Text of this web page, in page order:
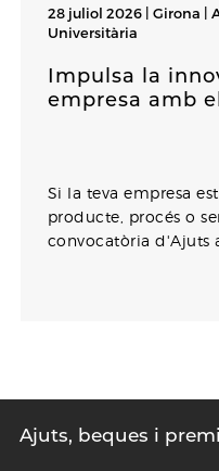
28 juliol 2026 | Girona |
Universitària
Impulsa la
empresa amb
Si la teva empresa
producte, procés o
convocatòria d'Ajuts
Ajuts, beques i